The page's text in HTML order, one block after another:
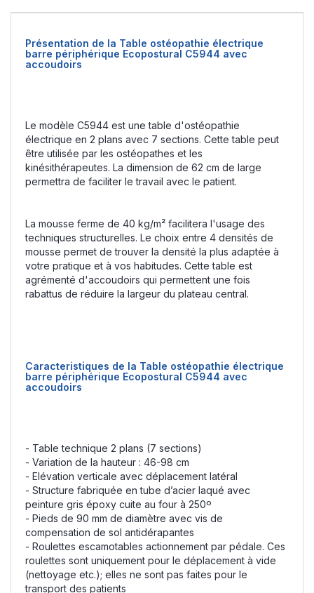
Présentation de la Table ostéopathie électrique
barre périphérique Ecopostural C5944 avec
accoudoirs
Le modèle C5944 est une table d'ostéopathie
électrique en 2 plans avec 7 sections. Cette table peut
être utilisée par les ostéopathes et les
kinésithérapeutes. La dimension de 62 cm de large
permettra de faciliter le travail avec le patient.
La mousse ferme de 40 kg/m² facilitera l'usage des
techniques structurelles. Le choix entre 4 densités de
mousse permet de trouver la densité la plus adaptée à
votre pratique et à vos habitudes. Cette table est
agrémenté d'accoudoirs qui permettent une fois
rabattus de réduire la largeur du plateau central.
Caracteristiques de la Table ostéopathie électrique
barre périphérique Ecopostural C5944 avec
accoudoirs
- Table technique 2 plans (7 sections)
- Variation de la hauteur : 46-98 cm
- Elévation verticale avec déplacement latéral
- Structure fabriquée en tube d’acier laqué avec
peinture gris époxy cuite au four à 250º
- Pieds de 90 mm de diamètre avec vis de
compensation de sol antidérapantes
- Roulettes escamotables actionnement par pédale. Ces
roulettes sont uniquement pour le déplacement à vide
(nettoyage etc.); elles ne sont pas faites pour le
transport des patients